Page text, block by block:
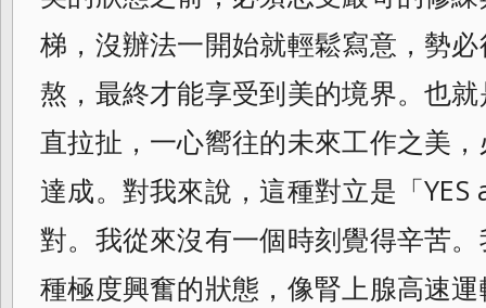
梯， 沒辦法一開始就輕鬆寫意，勢
熬， 最終才能享受到美的境界。也
直拉扯， 一心嚮往的未來工作之美
達成。 對我來說，這種對立是「
對。我從來沒有一個時刻覺得辛苦
種極度興奮的狀態，像腎上腺高速